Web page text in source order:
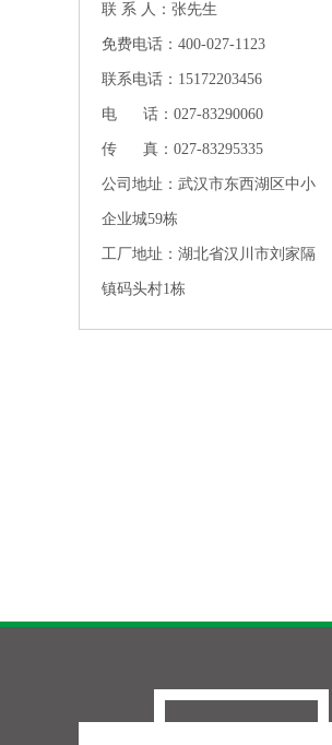
联 系 人：张先生
免费电话：400-027-1123
联系电话：15172203456
电 话：027-83290060
传 真：027-83295335
公司地址：武汉市东西湖区中小
企业城59栋
工厂地址：湖北省汉川市刘家隔
镇码头村1栋